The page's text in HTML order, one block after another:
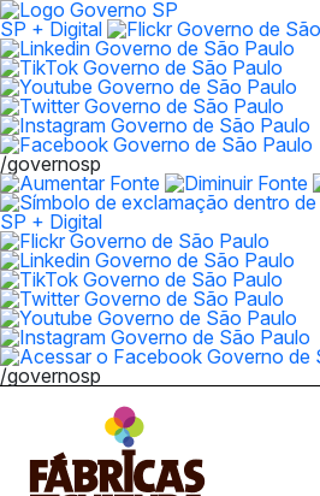
SP + Digital
/governosp
SP + Digital
/governosp